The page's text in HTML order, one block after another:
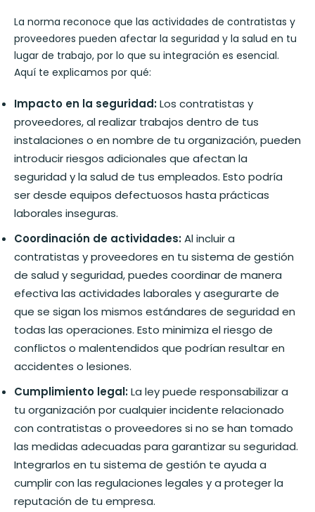
La norma reconoce que las actividades de contratistas y
proveedores pueden afectar la seguridad y la salud en tu
lugar de trabajo, por lo que su integración es esencial.
Aquí te explicamos por qué:
Impacto en la seguridad:Los contratistas y
proveedores, al realizar trabajos dentro de tus
instalaciones o en nombre de tu organización, pueden
introducir riesgos adicionales que afectan la
seguridad y la salud de tus empleados. Esto podría
ser desde equipos defectuosos hasta prácticas
laborales inseguras.
Coordinación de actividades:Al incluir a
contratistas y proveedores en tu sistema de gestión
de salud y seguridad, puedes coordinar de manera
efectiva las actividades laborales y asegurarte de
que se sigan los mismos estándares de seguridad en
todas las operaciones. Esto minimiza el riesgo de
conflictos o malentendidos que podrían resultar en
accidentes o lesiones.
Cumplimiento legal:La ley puede responsabilizar a
tu organización por cualquier incidente relacionado
con contratistas o proveedores si no se han tomado
las medidas adecuadas para garantizar su seguridad.
Integrarlos en tu sistema de gestión te ayuda a
cumplir con las regulaciones legales y a proteger la
reputación de tu empresa.